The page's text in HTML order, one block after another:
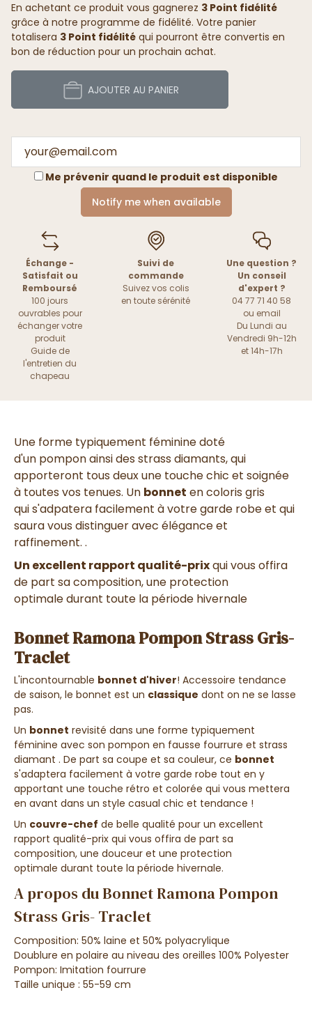
En achetant ce produit vous gagnerez 3 Point fidélité
grâce à notre programme de fidélité. Votre panier
totalisera 3 Point fidélité qui pourront être convertis en
bon de réduction pour un prochain achat.
AJOUTER AU PANIER
Me prévenir quand le produit est disponible
Notify me when available
Échange -
Satisfait ou
Remboursé
100 jours
ouvrables pour
échanger votre
produit
Guide de
l'entretien du
chapeau
Suivi de
commande
Suivez vos colis
en toute sérénité
Une question ?
Un conseil
d'expert ?
04 77 71 40 58
ou email
Du Lundi au
Vendredi 9h-12h
et 14h-17h
Une forme typiquement fémininedoté
d'un pompon ainsides strass diamants, qui
apporteront tous deuxune touche chic et soignée
à toutes vos tenues. Un bonnet en coloris gris
quis'adpatera facilement à votre garde robeet qui
saura vousdistinguer avec élégance et
raffinement. .
Un excellent rapport qualité-prixqui vous offira
de part sa composition,une protection
optimaledurant toute la période hivernale
Bonnet Ramona Pompon Strass Gris-
Traclet
L'incontournable bonnet d'hiver! Accessoire tendance
de saison, le bonnet est un classique dont on ne se lasse
pas.
Un bonnet revisité dans une forme typiquement
féminine avec son pompon en fausse fourrure et strass
diamant . De part sa coupe et sa couleur, ce bonnet
s'adaptera facilement à votre garde robe tout en y
apportant une touche rétro et colorée qui vous mettera
en avant dans un style casual chic et tendance !
Un couvre-chef de belle qualité pour un excellent
rapport qualité-prix qui vous offira de part sa
composition, une douceur et une protection
optimale durant toute la période hivernale.
A propos du Bonnet Ramona Pompon
Strass Gris- Traclet
Composition: 50% laine et 50% polyacrylique
Doublure en polaire au niveau des oreilles 100% Polyester
Pompon: Imitation fourrure
Taille unique : 55-59 cm